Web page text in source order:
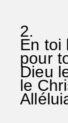
2.
En toi
pour
Dieu
le